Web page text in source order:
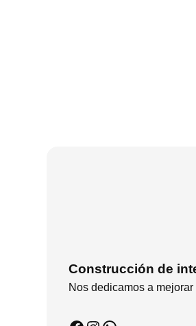
Construcción de
Nos dedicamos a